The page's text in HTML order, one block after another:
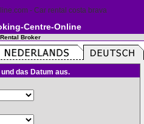
Centre-Online
Broker
das Datum aus.